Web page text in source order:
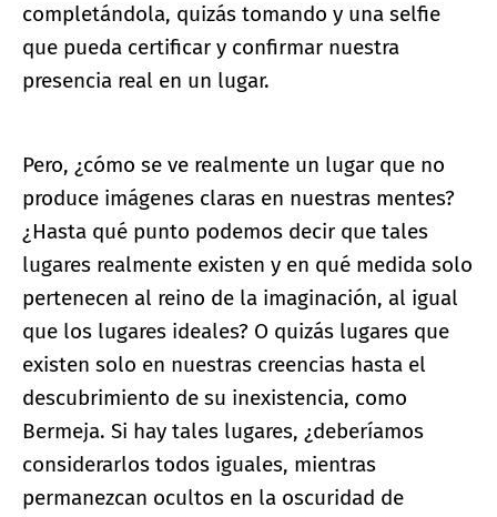
completándola, quizás tomando y una selfie
que pueda certificar y confirmar nuestra
presencia real en un lugar.
Pero, ¿cómo se ve realmente un lugar que no
produce imágenes claras en nuestras mentes?
¿Hasta qué punto podemos decir que tales
lugares realmente existen y en qué medida solo
pertenecen al reino de la imaginación, al igual
que los lugares ideales? O quizás lugares que
existen solo en nuestras creencias hasta el
descubrimiento de su inexistencia, como
Bermeja. Si hay tales lugares, ¿deberíamos
considerarlos todos iguales, mientras
permanezcan ocultos en la oscuridad de